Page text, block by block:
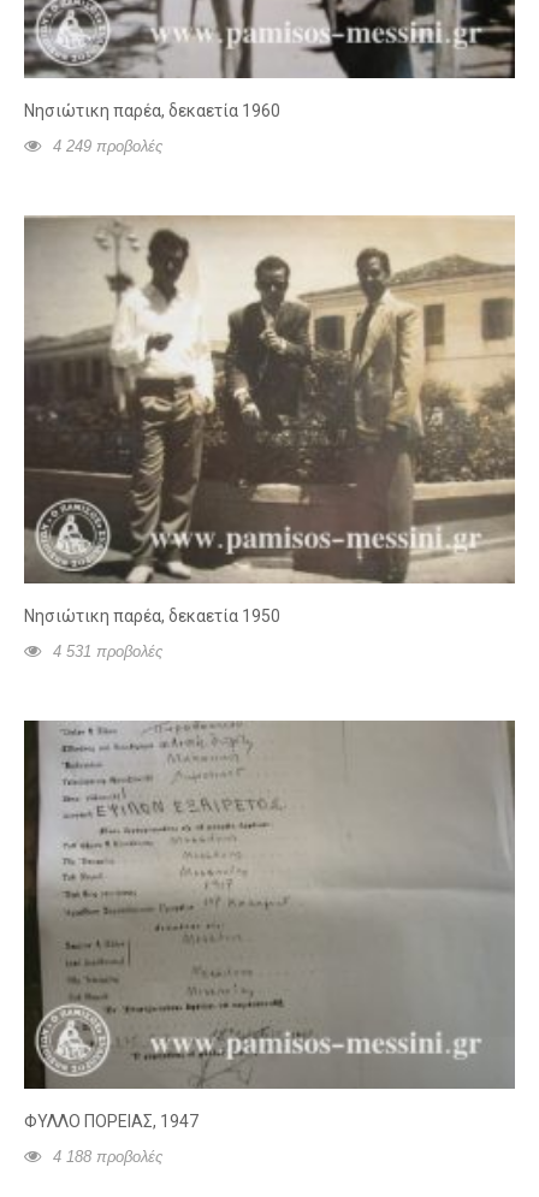
Νησιώτικη παρέα, δεκαετία 1960
4 249 προβολές
Νησιώτικη παρέα, δεκαετία 1950
4 531 προβολές
ΦΥΛΛΟ ΠΟΡΕΙΑΣ, 1947
4 188 προβολές